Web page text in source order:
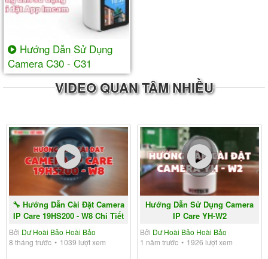
Hướng Dẫn Sử Dụng
Camera C30 - C31
VIDEO QUAN TÂM NHIỀU
🔧 Hướng Dẫn Cài Đặt Camera
IP Care 19HS200 - W8 Chi Tiết
Từ A-Z |...
Bởi Dư Hoài Bảo Hoài Bảo
8 tháng trước
1039 lượt xem
Hướng Dẫn Sử Dụng Camera
IP Care YH-W2
Bởi Dư Hoài Bảo Hoài Bảo
1 năm trước
1926 lượt xem